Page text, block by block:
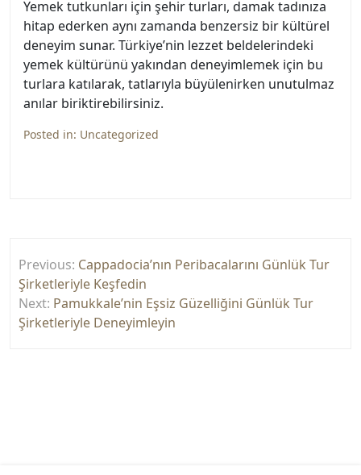
Yemek tutkunları için şehir turları, damak tadınıza
hitap ederken aynı zamanda benzersiz bir kültürel
deneyim sunar. Türkiye’nin lezzet beldelerindeki
yemek kültürünü yakından deneyimlemek için bu
turlara katılarak, tatlarıyla büyülenirken unutulmaz
anılar biriktirebilirsiniz.
Posted in: Uncategorized
gezinmesi
Previous: Cappadocia’nın Peribacalarını Günlük Tur
Şirketleriyle Keşfedin
Next: Pamukkale’nin Eşsiz Güzelliğini Günlük Tur
Şirketleriyle Deneyimleyin